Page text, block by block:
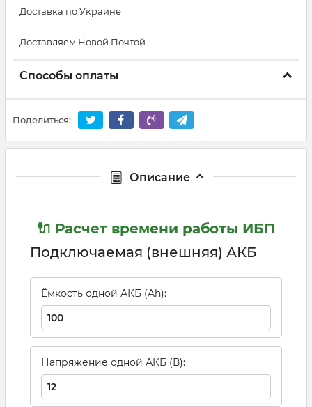
Доставка по Украине
Доставляем Новой Почтой.
Способы оплаты
Поделиться:
Описание
🔌 Расчет времени работы ИБП
Подключаемая (внешняя) АКБ
Ёмкость одной АКБ (Ah):
Напряжение одной АКБ (В):